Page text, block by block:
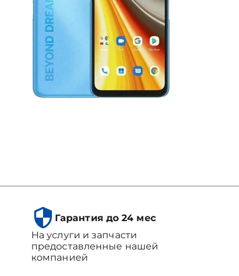
Гарантия до 24 мес
На услуги и запчасти
предоставленные нашей
компанией